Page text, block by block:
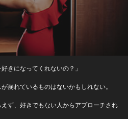
きになってくれないの？」
崩れているものはないかもしれない。
ず、好きでもない人からアプローチされ